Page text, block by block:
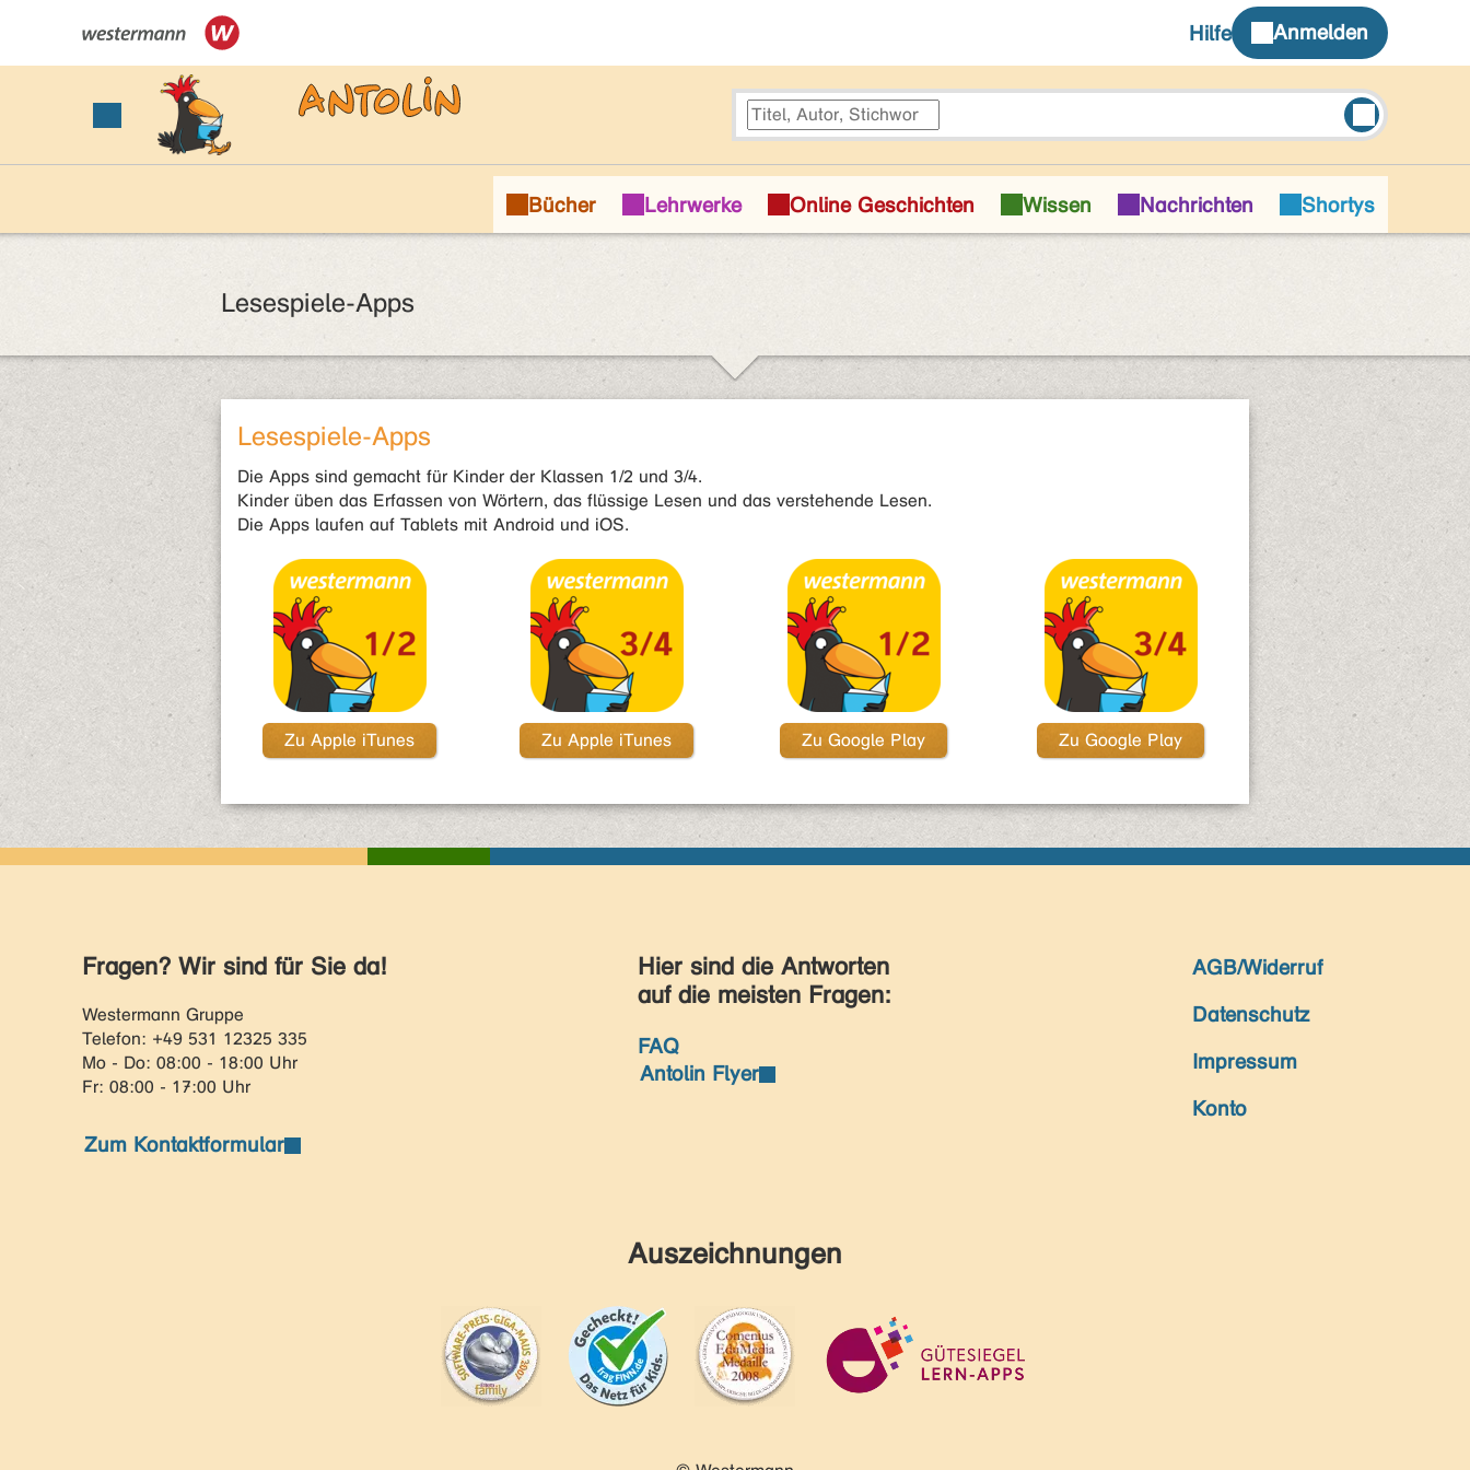
Lesespiele-Apps
Lesespiele-Apps
Die Apps sind gemacht für Kinder der Klassen 1/2 und 3/4.
Kinder üben das Erfassen von Wörtern, das flüssige Lesen und das verstehende Lesen.
Die Apps laufen auf Tablets mit Android und iOS.
Zu Apple iTunes Zu Apple iTunes Zu Google Play Zu Google Play